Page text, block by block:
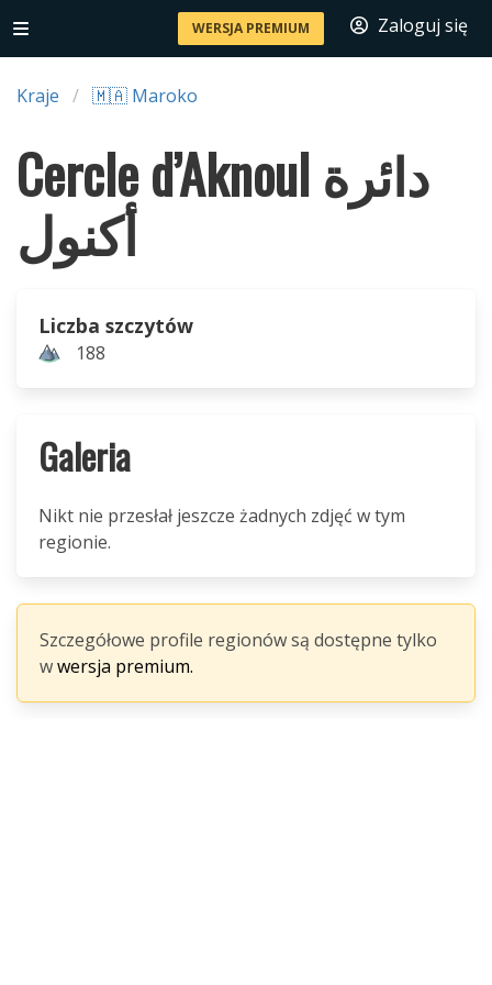
WERSJA PREMIUM Zaloguj się
Kraje 🇲🇦 Maroko
Cercle d’Aknoul دائرة
أكنول
Liczba szczytów
188
Galeria
Nikt nie przesłał jeszcze żadnych zdjęć w tym
regionie.
Szczegółowe profile regionów są dostępne tylko
wwersja premium.